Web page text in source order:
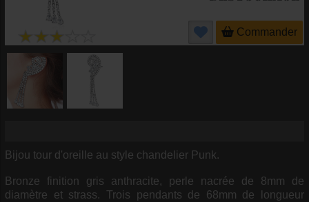
Commander
Bijou tour d'oreille au style chandelier Punk.
Bronze finition gris anthracite, perle nacrée de 8mm de
diamètre et strass. Trois pendants de 68mm de longueur